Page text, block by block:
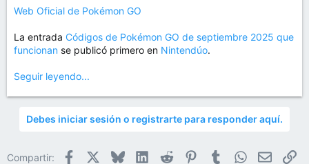
Web Oficial de Pokémon GO
La entrada Códigos de Pokémon GO de septiembre 2025 que
funcionan se publicó primero en Nintendúo.
Seguir leyendo...
Debes iniciar sesión o registrarte para responder aquí.
Compartir: Facebook BlueskyLinkedIn
Reddit PinterestTumblrWhatsApp
Email